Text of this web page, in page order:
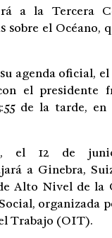
a la Tercera
sobre el Océano,
agenda oficial, el
el presidente
de la tarde, en
el 12 de
a Ginebra,
Alto Nivel de la
organizada
Trabajo (OIT).